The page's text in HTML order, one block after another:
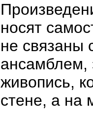
носят
не связаны
ансамблем,
живопись,
стене, а на